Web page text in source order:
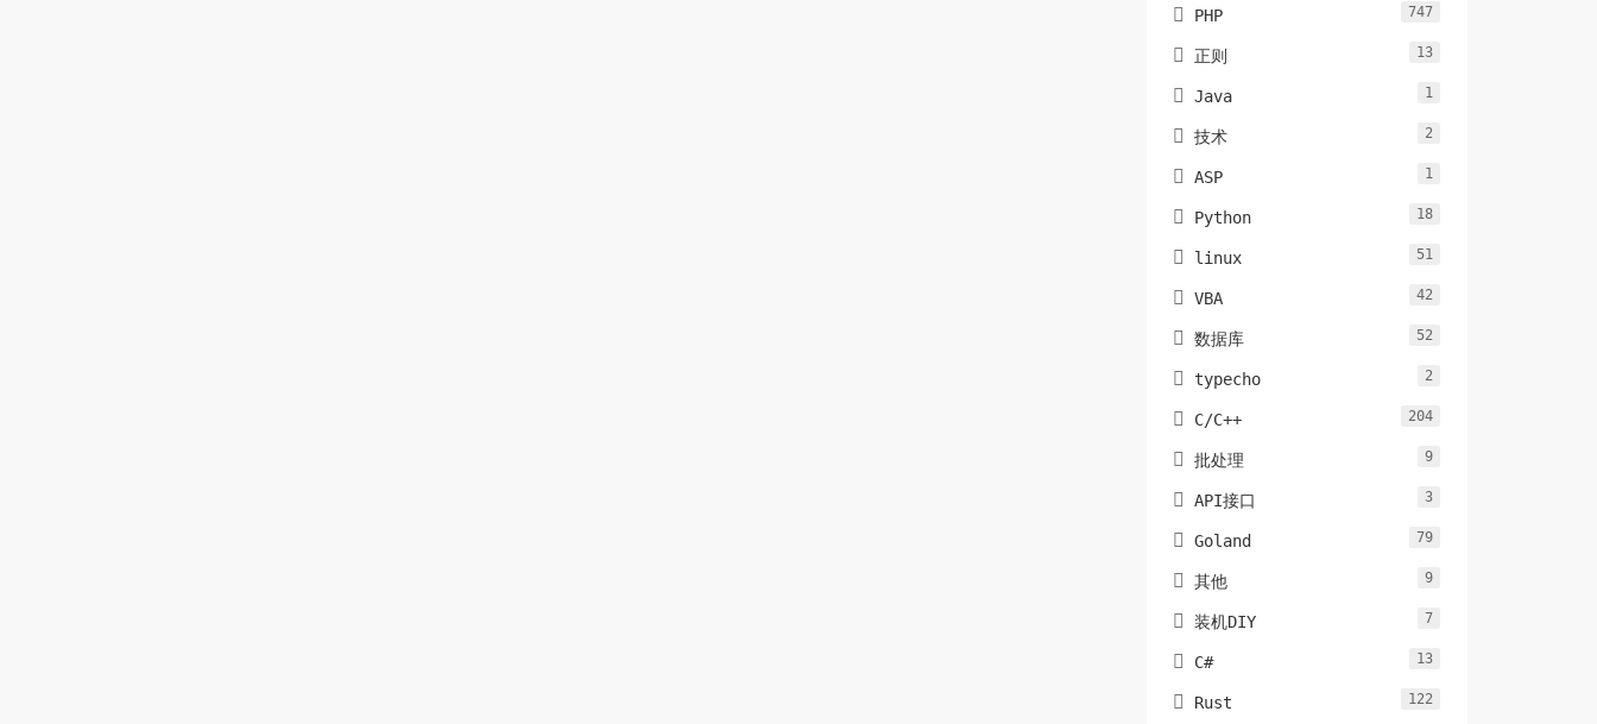
 PHP 747
 正则 13
 Java 1
 技术 2
 ASP 1
 Python 18
 linux 51
 VBA 42
 数据库 52
 typecho 2
 C/C++ 204
 批处理 9
 API接口 3
 Goland 79
 其他 9
 装机DIY 7
 C# 13
 Rust 122